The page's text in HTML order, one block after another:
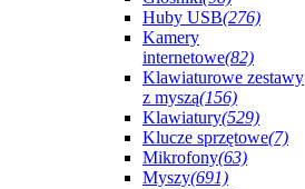
Huby USB(276)
Kamery
internetowe(82)
Klawiaturowe zestawy
z myszą(156)
Klawiatury(529)
Klucze sprzętowe(7)
Mikrofony(63)
Myszy(691)